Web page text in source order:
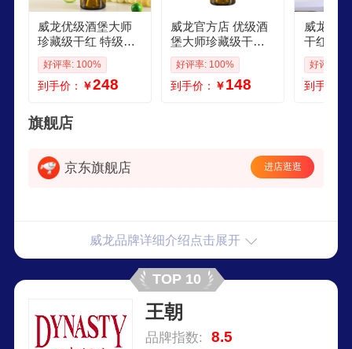
威龙优级酒堡大师
珍藏级干红 特级酒
田葡萄酒红酒 商务
宴请 标准酒田雷司
令干白750ml单支
好评率: 100%
到手价： ￥248
威龙官方店 优级酒
堡大师珍藏级干红
特级酒田葡萄酒红
酒 商务宴请 标准酒
田雷司令干白750ml
好评率: 100%
到手价： ￥148
威龙澳
干红葡
0ml 商
礼物 有
雷司令
好评率:
到手价：
旗舰店
京东旗舰店 进店逛逛
威龙品牌详细介绍点击展开
TOP 10
王朝
品牌指数: 8.5